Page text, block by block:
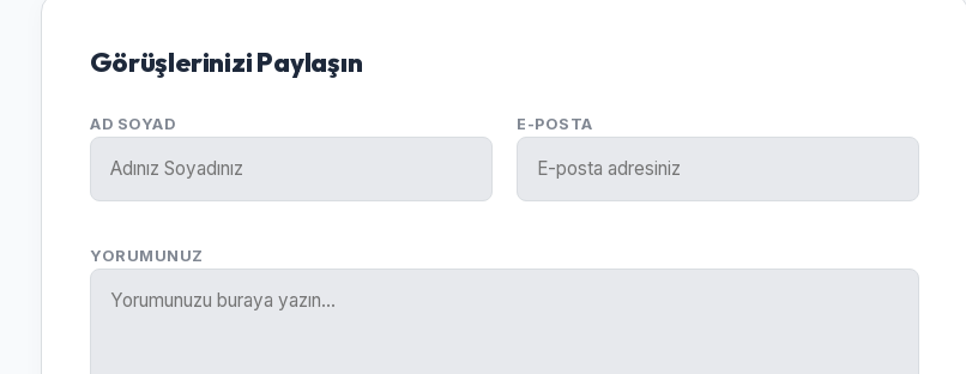
Görüşlerinizi Paylaşın
AD SOYAD E-POSTA
YORUMUNUZ